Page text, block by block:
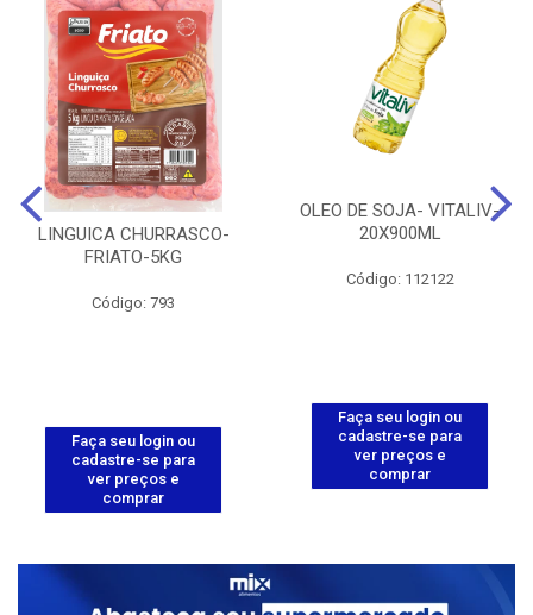
LINGUICA CHURRASCO-
FRIATO-5KG
Código: 793
Faça seu login ou
cadastre-se para
ver preços e
comprar
OLEO DE SOJA- VITALIV-
20X900ML
Código: 112122
Faça seu login ou
cadastre-se para
ver preços e
comprar